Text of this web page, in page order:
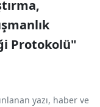
Protokolü"
yazı, haber ve